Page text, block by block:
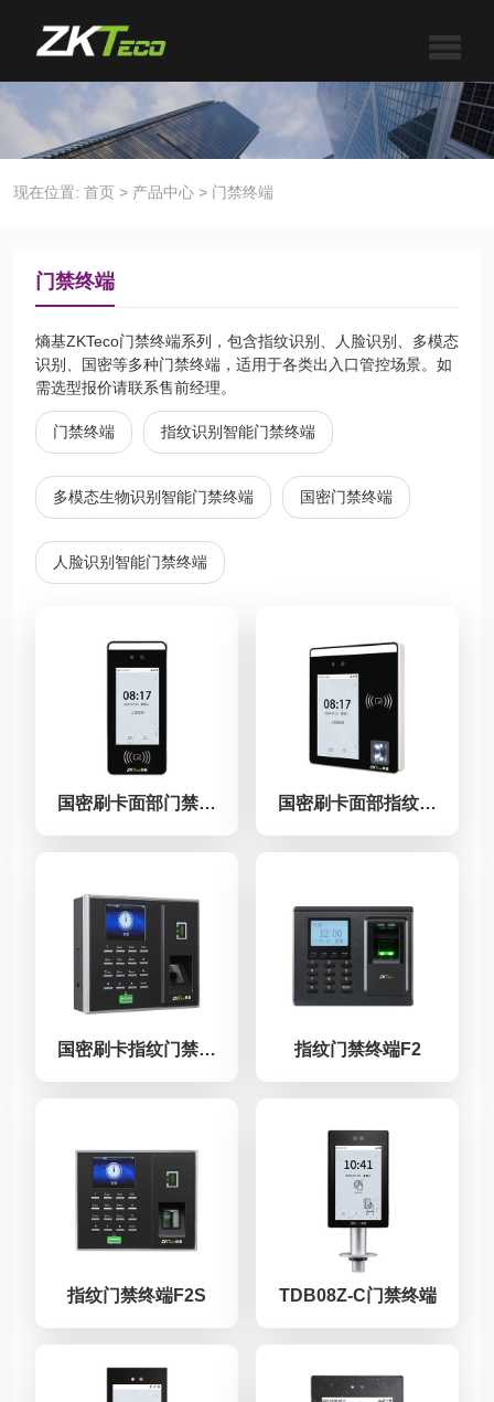
现在位置: 首页 > 产品中心 > 门禁终端
门禁终端
熵基ZKTeco门禁终端系列，包含指纹识别、人脸识别、多模态
识别、国密等多种门禁终端，适用于各类出入口管控场景。如
需选型报价请联系售前经理。
门禁终端 指纹识别智能门禁终端
多模态生物识别智能门禁终端 国密门禁终端
人脸识别智能门禁终端
国密刷卡面部门禁终端xFace60[GM] 国密刷卡面部指纹门禁终端xFace500[GM]
国密刷卡指纹门禁终端F2S[GM] 指纹门禁终端F2
指纹门禁终端F2S TDB08Z-C门禁终端